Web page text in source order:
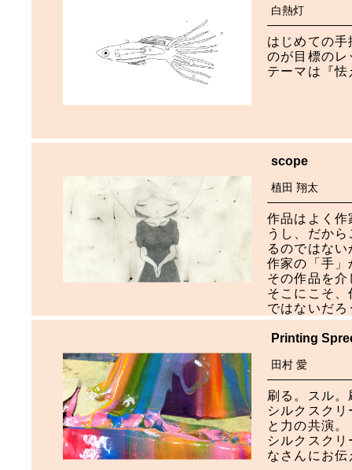
白熱灯
はじめての
のが目標の
テーマは『
scope
植田 翔太
作品はよく
うし、だか
るのではな
作家の「手
その作品を
そこにこそ
ではないだろ
Printing
田村 愛
刷る。スル
シルクスク
と力の共演。
シルクスク
なさんにお